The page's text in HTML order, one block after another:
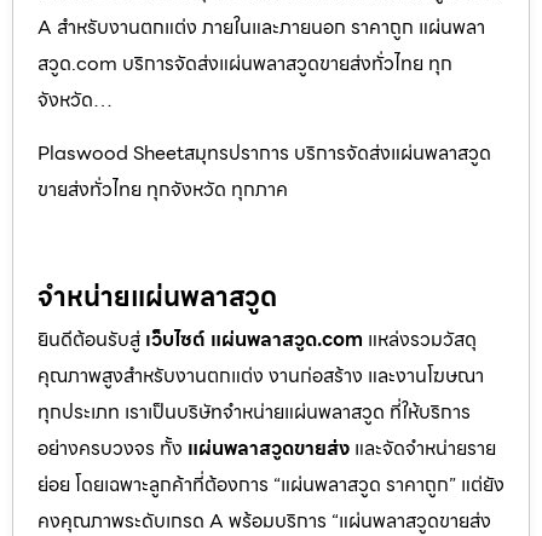
A สำหรับงานตกแต่ง ภายในและภายนอก ราคาถูก แผ่นพลา
สวูด.com บริการจัดส่งแผ่นพลาสวูดขายส่งทั่วไทย ทุก
จังหวัด…
Plaswood Sheetสมุทรปราการ บริการจัดส่งแผ่นพลาสวูด
ขายส่งทั่วไทย ทุกจังหวัด ทุกภาค
จำหน่ายแผ่นพลาสวูด
ยินดีต้อนรับสู่ เว็บไซต์ แผ่นพลาสวูด.com แหล่งรวมวัสดุ
คุณภาพสูงสำหรับงานตกแต่ง งานก่อสร้าง และงานโฆษณา
ทุกประเภท เราเป็นบริษัทจำหน่ายแผ่นพลาสวูด ที่ให้บริการ
อย่างครบวงจร ทั้ง แผ่นพลาสวูดขายส่ง และจัดจำหน่ายราย
ย่อย โดยเฉพาะลูกค้าที่ต้องการ “แผ่นพลาสวูด ราคาถูก” แต่ยัง
คงคุณภาพระดับเกรด A พร้อมบริการ “แผ่นพลาสวูดขายส่ง